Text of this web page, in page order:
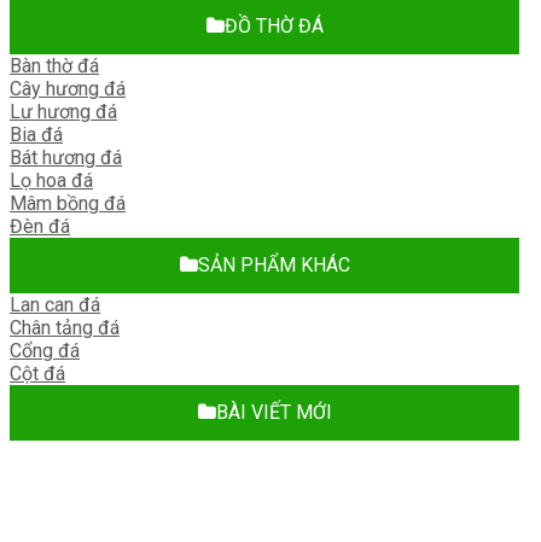
ĐỒ THỜ ĐÁ
Bàn thờ đá
Cây hương đá
Lư hương đá
Bia đá
Bát hương đá
Lọ hoa đá
Mâm bồng đá
Đèn đá
SẢN PHẨM KHÁC
Lan can đá
Chân tảng đá
Cổng đá
Cột đá
BÀI VIẾT MỚI